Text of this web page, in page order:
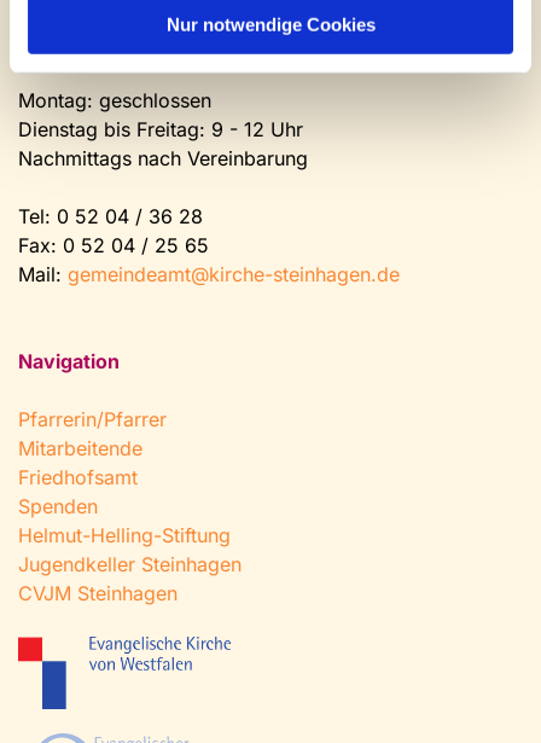
Nur notwendige Cookies
Kontakt und Öffnungszeiten
Gemeinde- und Friedhofsamt
Montag: geschlossen
Dienstag bis Freitag: 9 - 12 Uhr
Nachmittags nach Vereinbarung
Tel: 0 52 04 / 36 28
Fax: 0 52 04 / 25 65
Mail: gemeindeamt@kirche-steinhagen.de
Navigation
Pfarrerin/Pfarrer
Mitarbeitende
Friedhofsamt
Spenden
Helmut-Helling-Stiftung
Jugendkeller Steinhagen
CVJM Steinhagen